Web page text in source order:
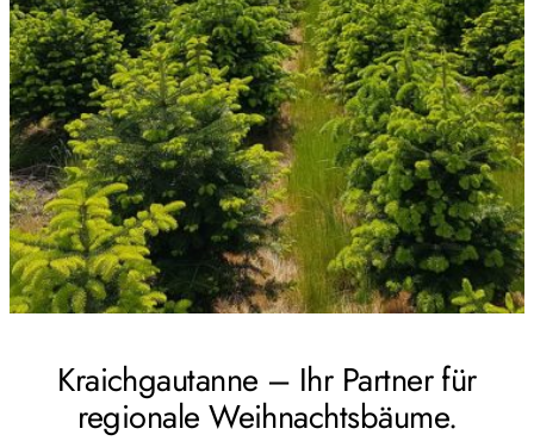
Kraichgautanne – Ihr Partner für
regionale Weihnachtsbäume.